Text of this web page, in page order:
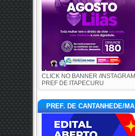
CLICK NO BANNER /INSTAGRAM
PREF DE ITAPECURU
PREF. DE CANTANHEDE/MA